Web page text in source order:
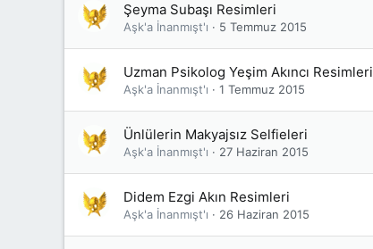
Şeyma Subaşı Resimleri
Aşk'a İnanmışt'ı 5 Temmuz 2015
Uzman Psikolog Yeşim Akıncı Resimleri
Aşk'a İnanmışt'ı 1 Temmuz 2015
Ünlülerin Makyajsız Selfieleri
Aşk'a İnanmışt'ı 27 Haziran 2015
Didem Ezgi Akın Resimleri
Aşk'a İnanmışt'ı 26 Haziran 2015